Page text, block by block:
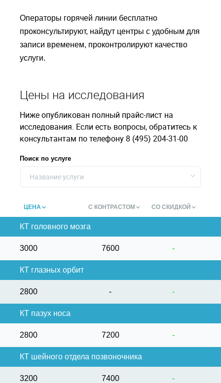
Операторы горячей линии бесплатно
проконсультируют, найдут центры с удобным для
записи временем, проконтролируют качество
услуги.
Цены на исследования
Ниже опубликован полный прайс-лист на
исследования. Если есть вопросы, обратитесь к
консультантам по телефону 8 (495) 204-31-00
Поиск по услуге
Название услуги
ЦЕНА С КОНТРАСТОМ СО СКИДКОЙ
КТ головного мозга
3000 7600 -
КТ глазных орбит
2800 - -
КТ пазух носа
2800 7200 -
КТ шейного отдела позвоночника
3200 7400 -